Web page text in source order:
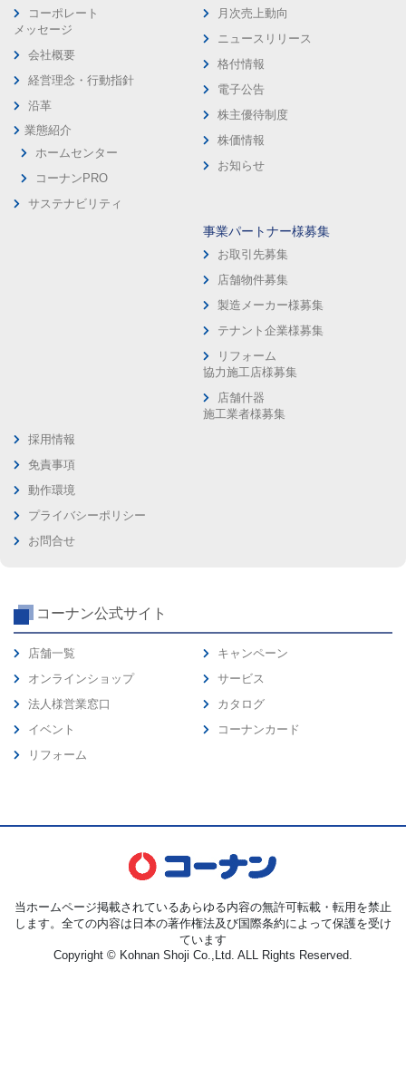
コーポレート
メッセージ
会社概要
経営理念・行動指針
沿革
業態紹介
ホームセンター
コーナンPRO
サステナビリティ
月次売上動向
ニュースリリース
格付情報
電子公告
株主優待制度
株価情報
お知らせ
事業パートナー様募集
お取引先募集
店舗物件募集
製造メーカー様募集
テナント企業様募集
リフォーム
協力施工店様募集
店舗什器
施工業者様募集
採用情報
免責事項
動作環境
プライバシーポリシー
お問合せ
コーナン公式サイト
店舗一覧
オンラインショップ
法人様営業窓口
イベント
リフォーム
キャンペーン
サービス
カタログ
コーナンカード
当ホームページ掲載されているあらゆる内容の無許可転載・転用を禁止
します。全ての内容は日本の著作権法及び国際条約によって保護を受け
ています
Copyright © Kohnan Shoji Co.,Ltd. ALL Rights Reserved.